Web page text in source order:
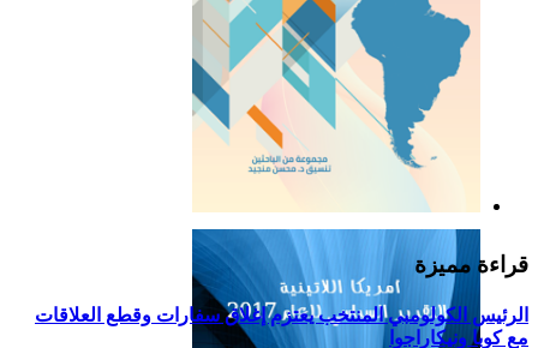
التقرير السياسي لأمريكا
اللاتينية للعام 2019
قراءة مميزة
الرئيس الكولومبي المنتخب يعتزم إغلاق سفارات وقطع العلاقات
مع كوبا ونيكاراجوا